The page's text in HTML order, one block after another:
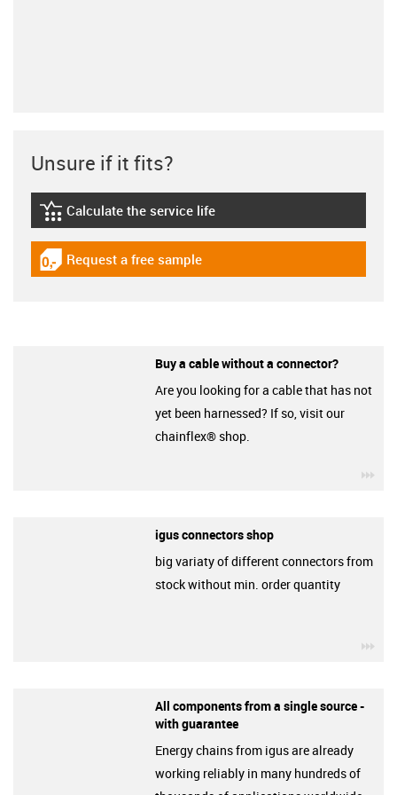
Unsure if it fits?
igus-icon-lebensdauerrechner
Calculate the service life
igus-icon-gratismuster
Request a free sample
Buy a cable without a connector?
Are you looking for a cable that has not
yet been harnessed? If so, visit our
chainflex® shop.
igus connectors shop
big variaty of different connectors from
stock without min. order quantity
All components from a single source -
with guarantee
Energy chains from igus are already
working reliably in many hundreds of